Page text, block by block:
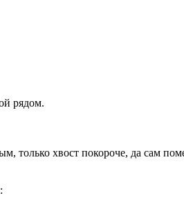
рядом.
только хвост покороче, да сам